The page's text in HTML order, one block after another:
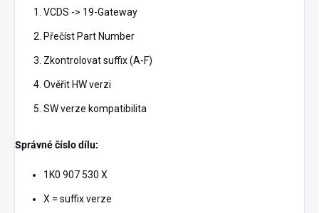
VCDS -> 19-Gateway
Přečíst Part Number
Zkontrolovat suffix (A-F)
Ověřit HW verzi
SW verze kompatibilita
Správné číslo dílu:
1K0 907 530 X
X = suffix verze